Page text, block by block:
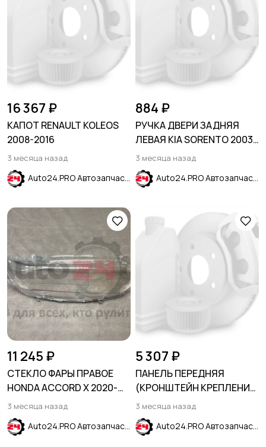
16 367 ₽
КАПОТ RENAULT KOLEOS
2008-2016
3 месяца назад
Auto24.PRO Автозапчасти
884 ₽
РУЧКА ДВЕРИ ЗАДНЯЯ
ЛЕВАЯ KIA SORENTO 2003-
2009
3 месяца назад
Auto24.PRO Автозапчасти
11 245 ₽
СТЕКЛО ФАРЫ ПРАВОЕ
HONDA ACCORD X 2020-
2023
3 месяца назад
Auto24.PRO Автозапчасти
5 307 ₽
ПАНЕЛЬ ПЕРЕДНЯЯ
(КРОНШТЕЙН КРЕПЛЕНИЯ
РЕШЕТКИ) CHEVROLET
CRUZE 2015-2024
3 месяца назад
Auto24.PRO Автозапчасти